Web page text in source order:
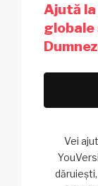
Ajută
globale
Vei